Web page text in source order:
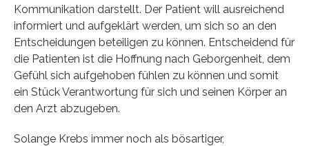
Kommunikation darstellt. Der Patient will ausreichend
informiert und aufgeklärt werden, um sich so an den
Entscheidungen beteiligen zu können. Entscheidend für
die Patienten ist die Hoffnung nach Geborgenheit, dem
Gefühl sich aufgehoben fühlen zu können und somit
ein Stück Verantwortung für sich und seinen Körper an
den Arzt abzugeben.
Solange Krebs immer noch als bösartiger,